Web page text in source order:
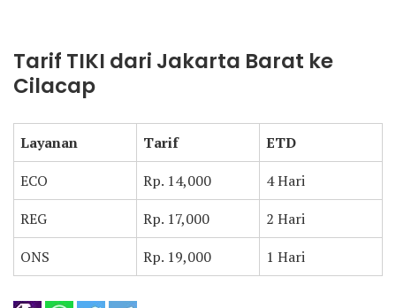
Tarif TIKI dari Jakarta Barat ke
Cilacap
Layanan Tarif
ETD
ECO
Rp. 14,000
4 Hari
REG
Rp. 17,000
2 Hari
ONS
Rp. 19,000 1 Hari